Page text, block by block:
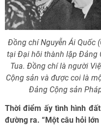
Đồng chí Nguyễn Ái Quốc
tại Đại hôi thành lập Đảng
Tua. Đồng chí là người
Cộng sản và được coi là
Đảng Cộng sản
Thời điểm ấy tình hình
đường ra. “Một câu hỏi